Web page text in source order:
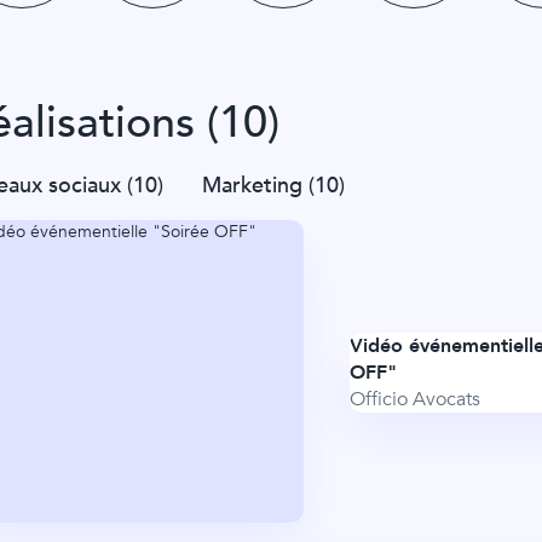
(10)
sociaux (10) Marketing (10)
Vidéo
OFF"
Officio Avocats